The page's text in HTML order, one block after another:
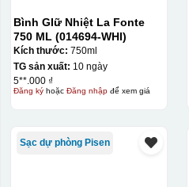
Bình GIữ Nhiệt La Fonte
750 ML (014694-WHI)
Kích thước: 750ml
TG sản xuất: 10 ngày
5**.000 ₫
Đăng kýhoặc Đăng nhậpđể xem giá
Sạc dự phòng Pisen